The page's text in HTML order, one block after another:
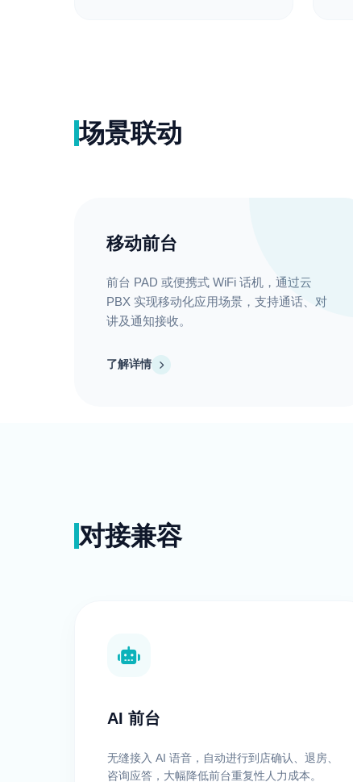
场景联动
移动前台
前台 PAD 或便携式 WiFi 话机，通过云
PBX 实现移动化应用场景，支持通话、对
讲及通知接收。
了解详情
对接兼容
AI 前台
无缝接入 AI 语音，自动进行到店确认、退房、
咨询应答，大幅降低前台重复性人力成本。